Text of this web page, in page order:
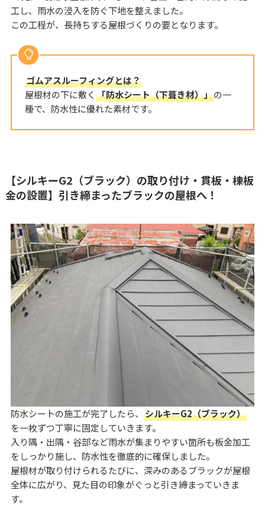
工し、雨水の浸入を防ぐ下地を整えました。
この工程が、長持ちする屋根づくりの要となります。
ゴムアスルーフィングとは？
屋根材の下に敷く「防水シート（下葺き材）」の一
種で、防水性に優れた素材です。
【シルキーG2（ブラック）の取り付け・貫板・棟板
金の設置】引き締まったブラックの屋根へ！
防水シートの施工が完了したら、 シルキーG2（ブラック）
を一枚ずつ丁寧に固定していきます。
入り隅・出隅・谷部など雨水が集まりやすい箇所も板金加工
をしっかり施し、防水性を徹底的に確保しました。
屋根材が取り付けられるたびに、深みのあるブラックが屋根
全体に広がり、見た目の印象がぐっと引き締まっていきま
す。